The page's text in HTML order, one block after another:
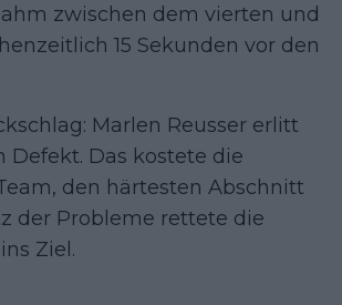
zwischen dem vierten und
15 Sekunden vor den
Marlen Reusser erlitt
Defekt. Das kostete die
den härtesten Abschnitt
der Probleme rettete die
Ziel.